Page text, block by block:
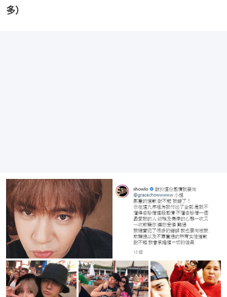
多）